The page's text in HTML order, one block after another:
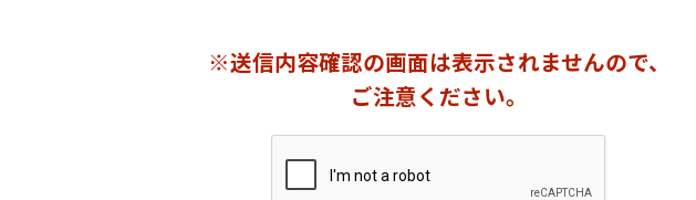
※送信内容確認の画面は表示されませんので、
ご注意ください。